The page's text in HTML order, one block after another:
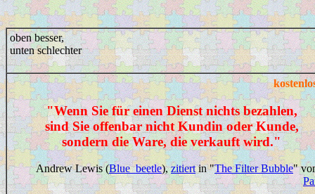
oben besser,
unten schlechter
"Wenn Sie für einen Dienst nichts bezahlen,
sind Sie offenbar nicht Kundin oder Kunde,
sondern dieWare, die verkauft wird."
Andrew Lewis (Blue_beetle),zitiertin "The Filter Bubble"